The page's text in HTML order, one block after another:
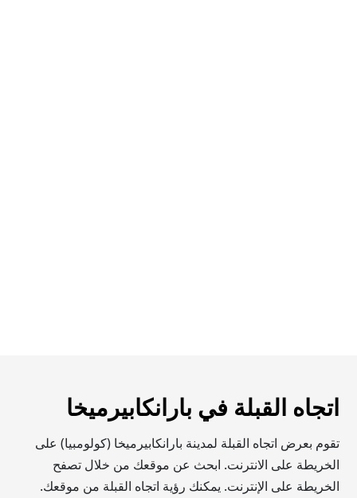
اتجاه القبلة في بارانكابيرميخا
تقوم بعرض اتجاه القبلة لمدينة بارانكابيرميخا (كولومبيا) على
الخريطة على الانترنت. ابحث عن موقعك من خلال تصفح
الخريطة على الإنترنت. يمكنك رؤية اتجاه القبلة من موقعك.